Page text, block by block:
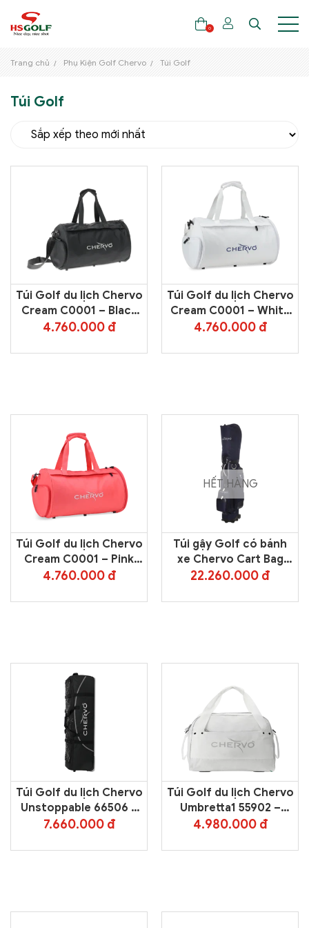
THƯƠNG HIỆU
GẬY GOLF
THỜI TRANG GOLF
TÚI GOLF
PHỤ KIỆN GOLF
ĐẠI SỨ THƯƠNG HIỆU
0
Trang chủ Phụ Kiện Golf Chervo Túi Golf
Túi Golf
Túi Golf du lịch Chervo
Cream C0001 – Black
999
4.760.000 đ
Túi Golf du lịch Chervo
Cream C0001 – White
100
4.760.000 đ
Túi Golf du lịch Chervo
Cream C0001 – Pink
7006
4.760.000 đ
HẾT HÀNG
Túi gậy Golf có bánh
xe Chervo Cart Bag
YD1NAU01 – Blue 599
22.260.000 đ
Túi Golf du lịch Chervo
Unstoppable 66506 –
Black 999
7.660.000 đ
Túi Golf du lịch Chervo
Umbretta1 55902 –
White 100
4.980.000 đ